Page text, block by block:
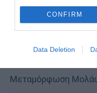
CONFIRM
Data Deletion
τον δρόμο της
(ΦΩΤΟ)
Μεταμόρφωση